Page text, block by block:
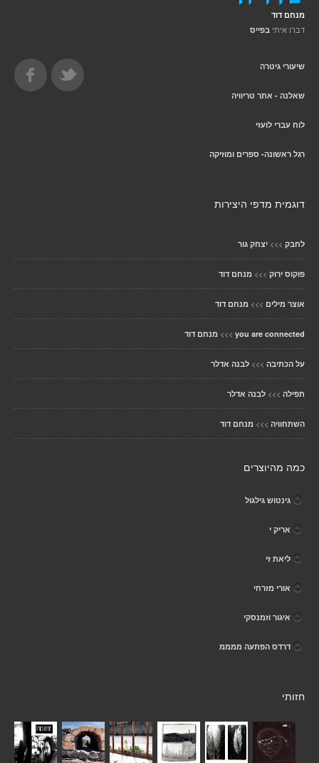
מנחם דוד
דברו איתי בפייס
שיעורי גיטרה
שאלנה - אתר טריוויה
לוח עברי לועזי
רגל ראשונה- ספרים ומוזיקה
דוגמית מדפי היצירות
לחבק >>> יצחק גור
פוקוס ירוק >>> מנחם דוד
אוצר מילים >>> מנחם דוד
you are connected
>>> מנחם דוד
על הכתיבה >>> לבנה אדלר
תפילה >>> לבנה אדלר
השתחוויה >>> מנחם דוד
כמה מהיוצרים
גינטוש גילגול
אריק י
ליאת זי
אורי מזרחי
איגור וזמנסקי
דרדס הפתעה ממממ
חזותי